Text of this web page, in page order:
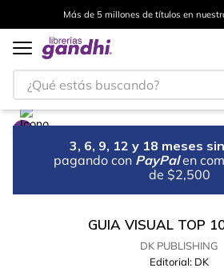
Más de 5 millones de títulos en
¿Qué estás buscando?
3, 6, 9, 12 y 18 meses
pagando con PayPal en
de $2,500
GUIA VISUAL TOP
DK PUBLISHING
Editorial: DK